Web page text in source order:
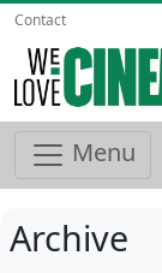
Contact
Menu
Archive